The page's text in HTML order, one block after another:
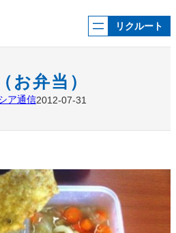
リクルート
お弁当）
ア通信2012-07-31